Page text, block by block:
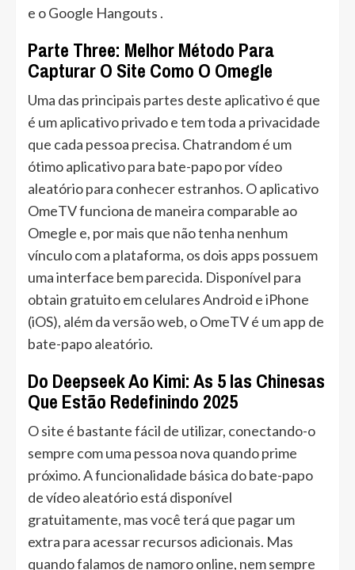
e o Google Hangouts .
Parte Three: Melhor Método Para
Capturar O Site Como O Omegle
Uma das principais partes deste aplicativo é que
é um aplicativo privado e tem toda a privacidade
que cada pessoa precisa. Chatrandom é um
ótimo aplicativo para bate-papo por vídeo
aleatório para conhecer estranhos. O aplicativo
OmeTV funciona de maneira comparable ao
Omegle e, por mais que não tenha nenhum
vínculo com a plataforma, os dois apps possuem
uma interface bem parecida. Disponível para
obtain gratuito em celulares Android e iPhone
(iOS), além da versão web, o OmeTV é um app de
bate-papo aleatório.
Do Deepseek Ao Kimi: As 5 Ias Chinesas
Que Estão Redefinindo 2025
O site é bastante fácil de utilizar, conectando-o
sempre com uma pessoa nova quando prime
próximo. A funcionalidade básica do bate-papo
de vídeo aleatório está disponível
gratuitamente, mas você terá que pagar um
extra para acessar recursos adicionais. Mas
quando falamos de namoro online, nem sempre